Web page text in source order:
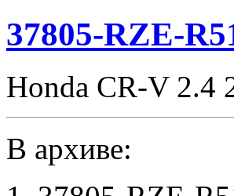
37805-RZE-
Honda CR-V 2.4
В архиве: